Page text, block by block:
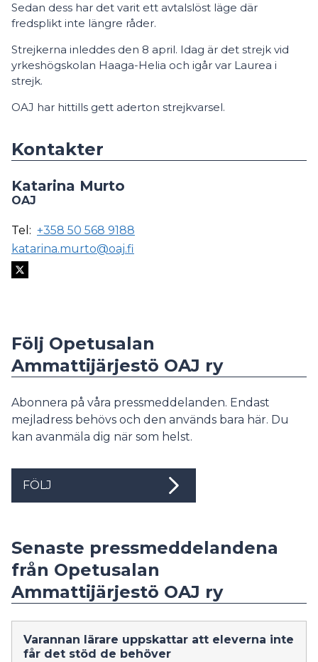
Sedan dess har det varit ett avtalslöst läge där
fredsplikt inte längre råder.
Strejkerna inleddes den 8 april. Idag är det strejk vid
yrkeshögskolan Haaga-Helia och igår var Laurea i
strejk.
OAJ har hittills gett aderton strejkvarsel.
Kontakter
Katarina Murto
OAJ
Tel: +358 50 568 9188
katarina.murto@oaj.fi
Följ Opetusalan
Ammattijärjestö OAJ ry
Abonnera på våra pressmeddelanden. Endast
mejladress behövs och den används bara här. Du
kan avanmäla dig när som helst.
FÖLJ
Senaste pressmeddelandena
från Opetusalan
Ammattijärjestö OAJ ry
Varannan lärare uppskattar att eleverna inte
får det stöd de behöver